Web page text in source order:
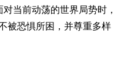
当前动荡的世界局势时，
被恐惧所困，并尊重多样